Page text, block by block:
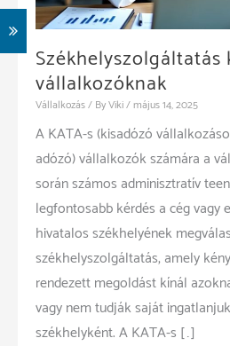
Székhelyszolgáltatás
vállalkozóknak
Vállalkozás/ ByViki/május 14, 2025
A KATA-s (kisadózó
adózó) vállalkozók számára a
során számos adminisztratív
legfontosabb kérdés a cég vagy
hivatalos székhelyének
székhelyszolgáltatás, amely
rendezett megoldást kínál
vagy nem tudják saját
székhelyként. A KATA-s […]